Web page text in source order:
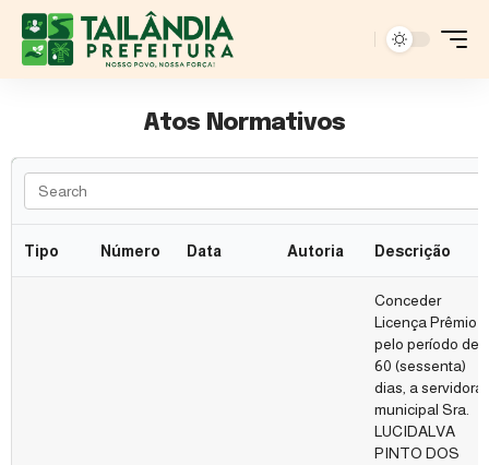
Atos Normativos
Tipo Número Data Autoria Descrição
Conceder
Licença Prêmio
pelo período de
60 (sessenta)
dias, a servidora
municipal Sra.
LUCIDALVA
PINTO DOS